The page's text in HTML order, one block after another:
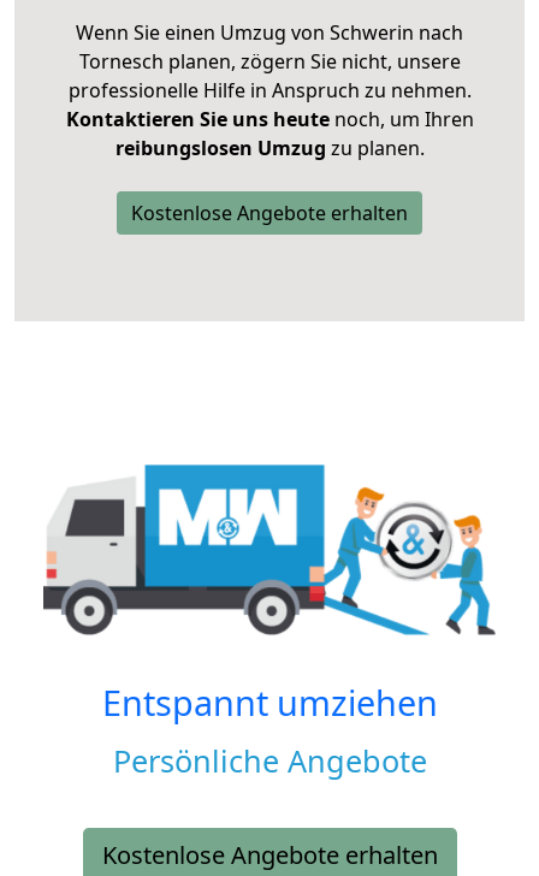
Wenn Sie einen Umzug von Schwerin nach
Tornesch planen, zögern Sie nicht, unsere
professionelle Hilfe in Anspruch zu nehmen.
Kontaktieren Sie uns heutenoch, um Ihren
reibungslosen Umzug zu planen.
Kostenlose Angebote erhalten
Entspannt umziehen
Persönliche Angebote
Kostenlose Angebote erhalten